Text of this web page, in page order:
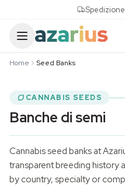
Home Seed Banks
CANNABIS SEEDS
Banche di semi
Cannabis seed banks at
transparent breeding history
by country, specialty or